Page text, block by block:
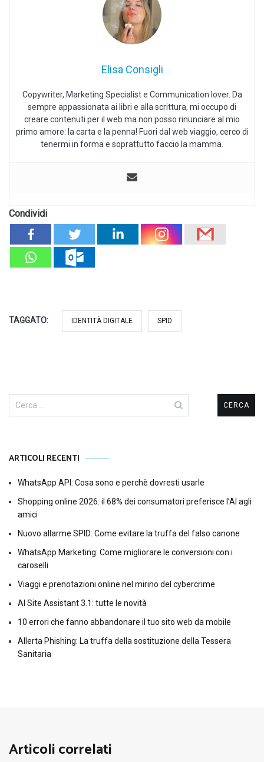
Elisa Consigli
Copywriter, Marketing Specialist e Communication lover. Da
sempre appassionata ai libri e alla scrittura, mi occupo di
creare contenuti per il web ma non posso rinunciare al mio
primo amore: la carta e la penna! Fuori dal web viaggio, cerco di
tenermi in forma e soprattutto faccio la mamma.
Condividi
TAGGATO: IDENTITÀ DIGITALE SPID
per:
ARTICOLI RECENTI
WhatsApp API: Cosa sono e perchè dovresti usarle
Shopping online 2026: il 68% dei consumatori preferisce l’AI agli
amici
Nuovo allarme SPID: Come evitare la truffa del falso canone
WhatsApp Marketing: Come migliorare le conversioni con i
caroselli
Viaggi e prenotazioni online nel mirino del cybercrime
AI Site Assistant 3.1: tutte le novità
10 errori che fanno abbandonare il tuo sito web da mobile
Allerta Phishing: La truffa della sostituzione della Tessera
Sanitaria
Articoli correlati